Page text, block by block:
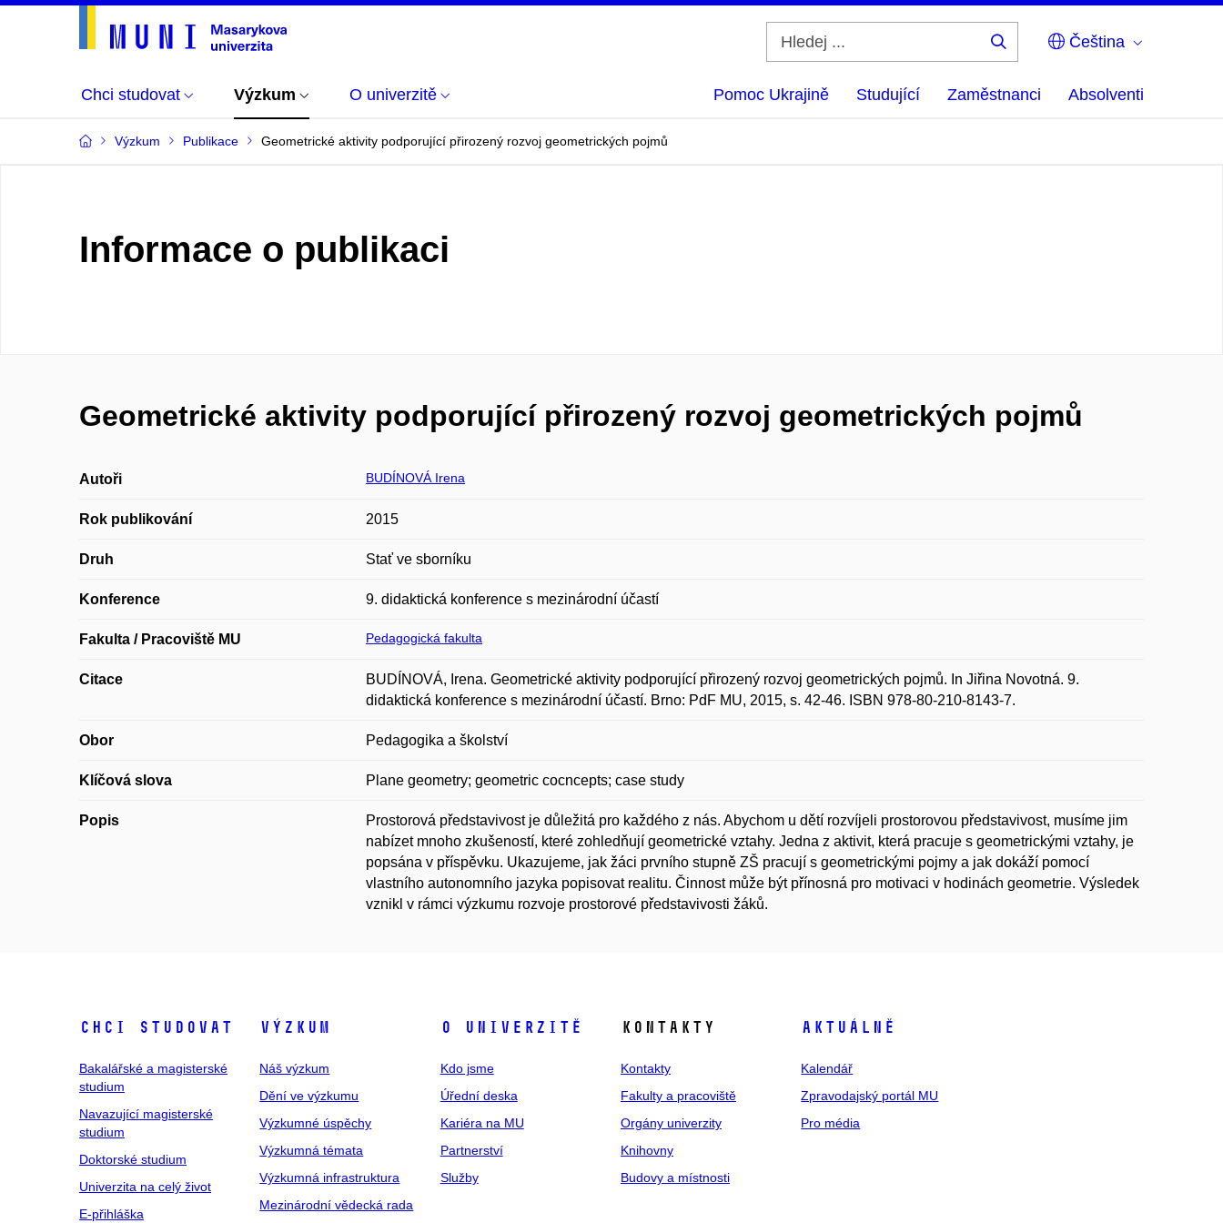
Čeština
Chci studovat Výzkum O univerzitě Pomoc Ukrajině Studující Zaměstnanci Absolventi
Výzkum Publikace Geometrické aktivity podporující přirozený rozvoj geometrických pojmů
Informace o publikaci
Geometrické aktivity podporující přirozený rozvoj geometrických pojmů
Autoři BUDÍNOVÁ Irena
Rok publikování 2015
Druh Stať ve sborníku
Konference 9. didaktická konference s mezinárodní účastí
Fakulta / Pracoviště MU Pedagogická fakulta
Citace
BUDÍNOVÁ, Irena. Geometrické aktivity podporující přirozený rozvoj geometrických pojmů. In Jiřina Novotná. 9.
didaktická konference s mezinárodní účastí. Brno: PdF MU, 2015, s. 42-46. ISBN 978-80-210-8143-7.
Obor Pedagogika a školství
Klíčová slova Plane geometry; geometric cocncepts; case study
Popis
Prostorová představivost je důležitá pro každého z nás. Abychom u dětí rozvíjeli prostorovou představivost, musíme jim
nabízet mnoho zkušeností, které zohledňují geometrické vztahy. Jedna z aktivit, která pracuje s geometrickými vztahy, je
popsána v příspěvku. Ukazujeme, jak žáci prvního stupně ZŠ pracují s geometrickými pojmy a jak dokáží pomocí
vlastního autonomního jazyka popisovat realitu. Činnost může být přínosná pro motivaci v hodinách geometrie. Výsledek
vznikl v rámci výzkumu rozvoje prostorové představivosti žáků.
Chci studovat
Bakalářské a magisterské
studium
Navazující magisterské
studium
Doktorské studium
Univerzita na celý život
E-přihláška
Výzkum
Náš výzkum
Dění ve výzkumu
Výzkumné úspěchy
Výzkumná témata
Výzkumná infrastruktura
Mezinárodní vědecká rada
O univerzitě
Kdo jsme
Úřední deska
Kariéra na MU
Partnerství
Služby
Kontakty
Kontakty
Fakulty a pracoviště
Orgány univerzity
Knihovny
Budovy a místnosti
Aktuálně
Kalendář
Zpravodajský portál MU
Pro média